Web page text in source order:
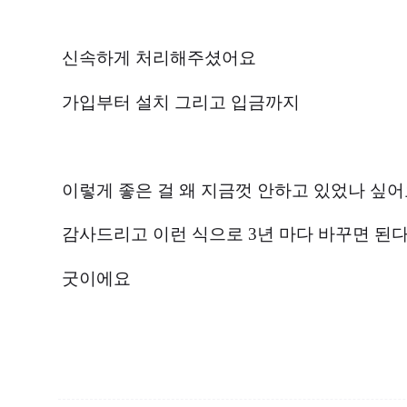
신속하게 처리해주셨어요
가입부터 설치 그리고 입금까지
이렇게 좋은 걸 왜 지금껏 안하고 있었나 싶어
감사드리고 이런 식으로 3년 마다 바꾸면 된
굿이에요